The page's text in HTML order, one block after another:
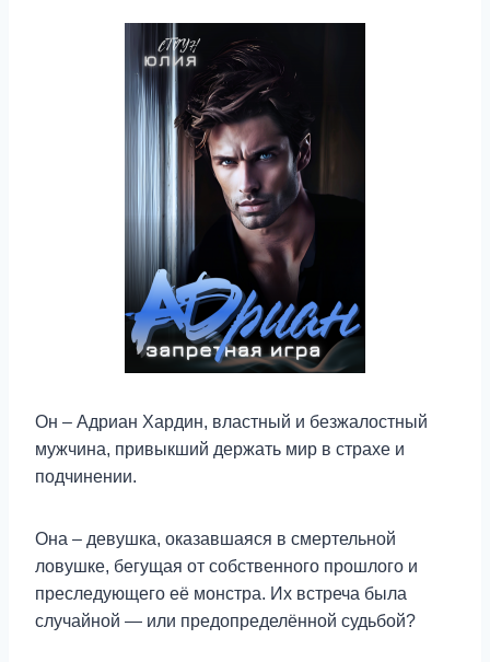
Он – Адриан Хардин, властный и безжалостный
мужчина, привыкший держать мир в страхе и
подчинении.
Она – девушка, оказавшаяся в смертельной
ловушке, бегущая от собственного прошлого и
преследующего её монстра. Их встреча была
случайной — или предопределённой судьбой?